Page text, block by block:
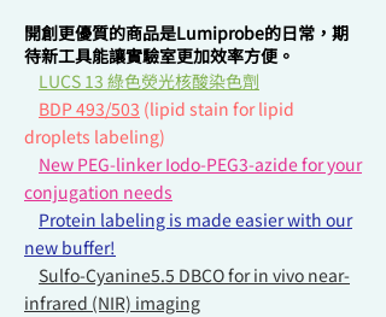
開創更優質的商品是Lumiprobe的日常，期
待新工具能讓實驗室更加效率方便。
LUCS 13 綠色熒光核酸染色劑
BDP 493/503 (lipid stain for lipid
droplets labeling)
New PEG-linker Iodo-PEG3-azide for your
conjugation needs
Protein labeling is made easier with our
new buffer!
Sulfo-Cyanine5.5 DBCO for in vivo near-
infrared (NIR) imaging